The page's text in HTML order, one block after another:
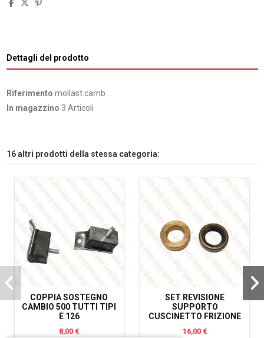
Dettagli del prodotto
Riferimento mollast.camb
In magazzino 3 Articoli
16 altri prodotti della stessa categoria:
COPPIA SOSTEGNO
CAMBIO 500 TUTTI TIPI
E 126
8,00 €
SET REVISIONE
SUPPORTO
CUSCINETTO FRIZIONE
16,00 €